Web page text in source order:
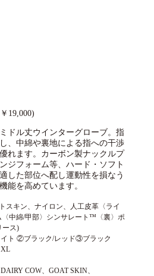
19,000)
ドル丈ウインターグローブ。指
、中綿や裏地による指への干渉
れます。カーボン製ナックルプ
ジフォーム等、ハード・ソフト
した部位へ配し運動性を損なう
能を高めています。
スキン、ナイロン、人工皮革〈ライ
中綿/甲部〉シンサレート™〈裏〉ポ
ース)
ト ②ブラック/レッド③ブラック
COW、GOAT SKIN、